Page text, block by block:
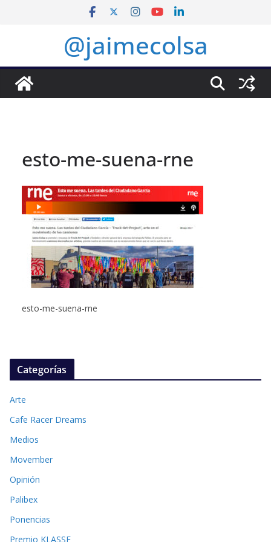
@jaimecolsa
esto-me-suena-rne
esto-me-suena-rne
Categorías
Arte
Cafe Racer Dreams
Medios
Movember
Opinión
Palibex
Ponencias
Premio KLASSE